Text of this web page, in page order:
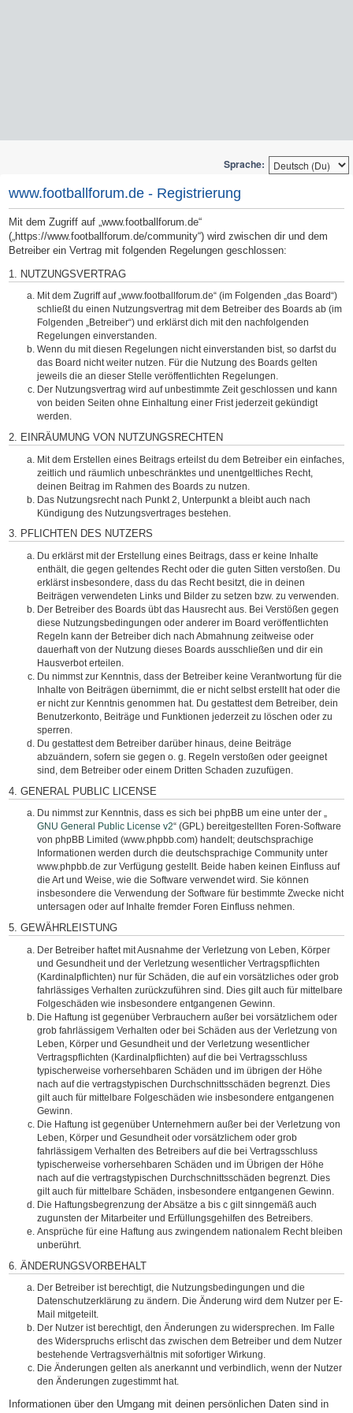
Sprache:
www.footballforum.de - Registrierung
Mit dem Zugriff auf „www.footballforum.de“
(„https://www.footballforum.de/community“) wird zwischen dir und dem
Betreiber ein Vertrag mit folgenden Regelungen geschlossen:
1. NUTZUNGSVERTRAG
Mit dem Zugriff auf „www.footballforum.de“ (im Folgenden „das Board“)
schließt du einen Nutzungsvertrag mit dem Betreiber des Boards ab (im
Folgenden „Betreiber“) und erklärst dich mit den nachfolgenden
Regelungen einverstanden.
Wenn du mit diesen Regelungen nicht einverstanden bist, so darfst du
das Board nicht weiter nutzen. Für die Nutzung des Boards gelten
jeweils die an dieser Stelle veröffentlichten Regelungen.
Der Nutzungsvertrag wird auf unbestimmte Zeit geschlossen und kann
von beiden Seiten ohne Einhaltung einer Frist jederzeit gekündigt
werden.
2. EINRÄUMUNG VON NUTZUNGSRECHTEN
Mit dem Erstellen eines Beitrags erteilst du dem Betreiber ein einfaches,
zeitlich und räumlich unbeschränktes und unentgeltliches Recht,
deinen Beitrag im Rahmen des Boards zu nutzen.
Das Nutzungsrecht nach Punkt 2, Unterpunkt a bleibt auch nach
Kündigung des Nutzungsvertrages bestehen.
3. PFLICHTEN DES NUTZERS
Du erklärst mit der Erstellung eines Beitrags, dass er keine Inhalte
enthält, die gegen geltendes Recht oder die guten Sitten verstoßen. Du
erklärst insbesondere, dass du das Recht besitzt, die in deinen
Beiträgen verwendeten Links und Bilder zu setzen bzw. zu verwenden.
Der Betreiber des Boards übt das Hausrecht aus. Bei Verstößen gegen
diese Nutzungsbedingungen oder anderer im Board veröffentlichten
Regeln kann der Betreiber dich nach Abmahnung zeitweise oder
dauerhaft von der Nutzung dieses Boards ausschließen und dir ein
Hausverbot erteilen.
Du nimmst zur Kenntnis, dass der Betreiber keine Verantwortung für die
Inhalte von Beiträgen übernimmt, die er nicht selbst erstellt hat oder die
er nicht zur Kenntnis genommen hat. Du gestattest dem Betreiber, dein
Benutzerkonto, Beiträge und Funktionen jederzeit zu löschen oder zu
sperren.
Du gestattest dem Betreiber darüber hinaus, deine Beiträge
abzuändern, sofern sie gegen o. g. Regeln verstoßen oder geeignet
sind, dem Betreiber oder einem Dritten Schaden zuzufügen.
4. GENERAL PUBLIC LICENSE
Du nimmst zur Kenntnis, dass es sich bei phpBB um eine unter der „
GNU General Public License v2“ (GPL) bereitgestellten Foren-Software
von phpBB Limited (www.phpbb.com) handelt; deutschsprachige
Informationen werden durch die deutschsprachige Community unter
www.phpbb.de zur Verfügung gestellt. Beide haben keinen Einfluss auf
die Art und Weise, wie die Software verwendet wird. Sie können
insbesondere die Verwendung der Software für bestimmte Zwecke nicht
untersagen oder auf Inhalte fremder Foren Einfluss nehmen.
5. GEWÄHRLEISTUNG
Der Betreiber haftet mit Ausnahme der Verletzung von Leben, Körper
und Gesundheit und der Verletzung wesentlicher Vertragspflichten
(Kardinalpflichten) nur für Schäden, die auf ein vorsätzliches oder grob
fahrlässiges Verhalten zurückzuführen sind. Dies gilt auch für mittelbare
Folgeschäden wie insbesondere entgangenen Gewinn.
Die Haftung ist gegenüber Verbrauchern außer bei vorsätzlichem oder
grob fahrlässigem Verhalten oder bei Schäden aus der Verletzung von
Leben, Körper und Gesundheit und der Verletzung wesentlicher
Vertragspflichten (Kardinalpflichten) auf die bei Vertragsschluss
typischerweise vorhersehbaren Schäden und im übrigen der Höhe
nach auf die vertragstypischen Durchschnittsschäden begrenzt. Dies
gilt auch für mittelbare Folgeschäden wie insbesondere entgangenen
Gewinn.
Die Haftung ist gegenüber Unternehmern außer bei der Verletzung von
Leben, Körper und Gesundheit oder vorsätzlichem oder grob
fahrlässigem Verhalten des Betreibers auf die bei Vertragsschluss
typischerweise vorhersehbaren Schäden und im Übrigen der Höhe
nach auf die vertragstypischen Durchschnittsschäden begrenzt. Dies
gilt auch für mittelbare Schäden, insbesondere entgangenen Gewinn.
Die Haftungsbegrenzung der Absätze a bis c gilt sinngemäß auch
zugunsten der Mitarbeiter und Erfüllungsgehilfen des Betreibers.
Ansprüche für eine Haftung aus zwingendem nationalem Recht bleiben
unberührt.
6. ÄNDERUNGSVORBEHALT
Der Betreiber ist berechtigt, die Nutzungsbedingungen und die
Datenschutzerklärung zu ändern. Die Änderung wird dem Nutzer per E-
Mail mitgeteilt.
Der Nutzer ist berechtigt, den Änderungen zu widersprechen. Im Falle
des Widerspruchs erlischt das zwischen dem Betreiber und dem Nutzer
bestehende Vertragsverhältnis mit sofortiger Wirkung.
Die Änderungen gelten als anerkannt und verbindlich, wenn der Nutzer
den Änderungen zugestimmt hat.
Informationen über den Umgang mit deinen persönlichen Daten sind in